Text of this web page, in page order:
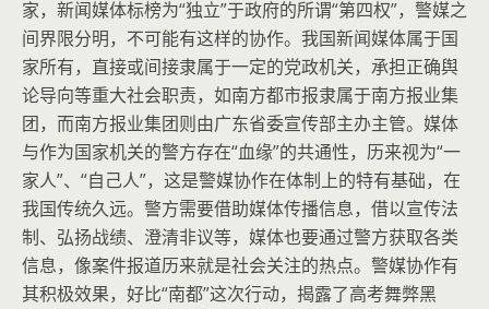
家，新闻媒体标榜为“独立”于政府的所谓“第四权”，警媒之
间界限分明，不可能有这样的协作。我国新闻媒体属于国
家所有，直接或间接隶属于一定的党政机关，承担正确舆
论导向等重大社会职责，如南方都市报隶属于南方报业集
团，而南方报业集团则由广东省委宣传部主办主管。媒体
与作为国家机关的警方存在“血缘”的共通性，历来视为“一
家人”、“自己人”，这是警媒协作在体制上的特有基础，在
我国传统久远。警方需要借助媒体传播信息，借以宣传法
制、弘扬战绩、澄清非议等，媒体也要通过警方获取各类
信息，像案件报道历来就是社会关注的热点。警媒协作有
其积极效果，好比“南都”这次行动，揭露了高考舞弊黑